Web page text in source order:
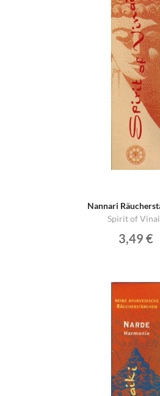
Nannari
Spirit of
3,49 €